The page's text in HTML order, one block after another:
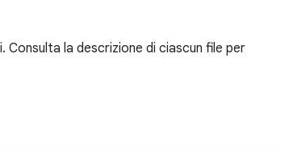
la descrizione di ciascun file per